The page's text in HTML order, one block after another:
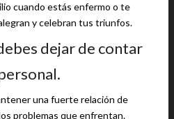
cuando estás enfermo o te
y celebran tus triunfos.
dejar de contar
una fuerte relación de
problemas que enfrentan.